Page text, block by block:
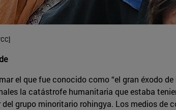
el que fue conocido como “el gran éxodo
la catástrofe humanitaria que estaba
grupo minoritario rohingya. Los medios de